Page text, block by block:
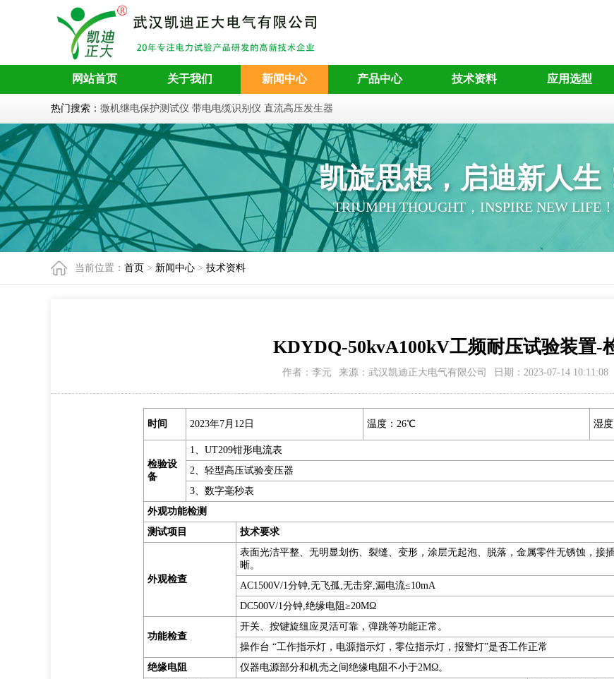
网站首页 关于我们 新闻中心 产品中心 技术资料 应用选型
热门搜索： 微机继电保护测试仪 带电电缆识别仪 直流高压发生器
凯旋思想，启迪新人生
TRIUMPH THOUGHT，INSPIRE NEW LIFE！
当前位置： 首页 > 新闻中心 > 技术资料
KDYDQ-50kvA100kV工频耐压试验装置-
作者：李元 来源：武汉凯迪正大电气有限公司 日期：2023-07-14 10:11:08
时间 2023年7月12日 温度：26℃ 湿
检验设
备
1、UT209钳形电流表
2、轻型高压试验变压器
3、数字毫秒表
外观功能检测
测试项目
技术要求
外观检查
表面光洁平整、无明显划伤、裂缝、变形，涂层无起泡、脱落，金属零件无锈蚀，接
晰。
AC1500V/1分钟,无飞孤,无击穿,漏电流≤10mA
DC500V/1分钟,绝缘电阻≥20MΩ
功能检查
开关、按键旋纽应灵活可靠，弹跳等功能正常。
操作台 “工作指示灯，电源指示灯，零位指示灯，报警灯”是否工作正常
绝缘电阻
仪器电源部分和机壳之间绝缘电阻不小于2MΩ。